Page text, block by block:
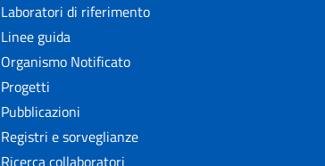
Laboratori di riferimento
Linee guida
Organismo Notificato
Progetti
Pubblicazioni
Registri e sorveglianze
Ricerca collaboratori